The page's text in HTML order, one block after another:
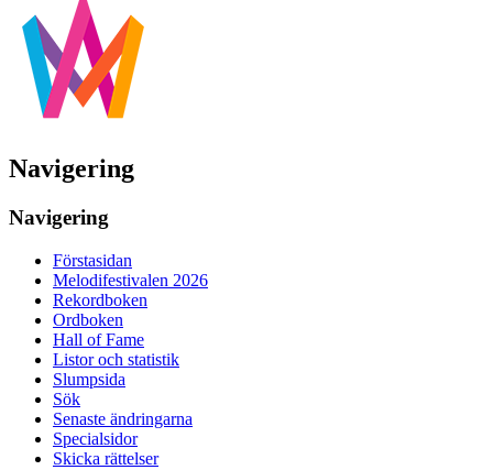
Navigering
Navigering
Förstasidan
Melodifestivalen 2026
Rekordboken
Ordboken
Hall of Fame
Listor och statistik
Slumpsida
Sök
Senaste ändringarna
Specialsidor
Skicka rättelser